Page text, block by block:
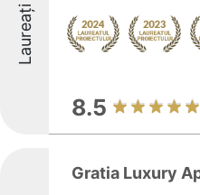
Laureați
8.5
Gratia Luxury